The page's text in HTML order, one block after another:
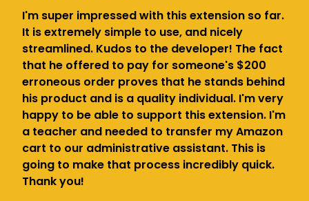
I'm super impressed with this extension so far.
It is extremely simple to use, and nicely
streamlined. Kudos to the developer! The fact
that he offered to pay for someone's $200
erroneous order proves that he stands behind
his product and is a quality individual. I'm very
happy to be able to support this extension. I'm
a teacher and needed to transfer my Amazon
cart to our administrative assistant. This is
going to make that process incredibly quick.
Thank you!